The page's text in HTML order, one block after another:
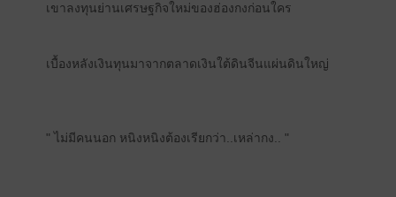
เขาลงทุนย่านเศรษฐกิจใหม่ของฮ่องกงก่อนใคร
เบื้องหลังเงินทุนมาจากตลาดเงินใต้ดินจีนแผ่นดินใหญ่
" ไม่มีคนนอก หนิงหนิงต้องเรียกว่า..เหล่ากง.. "